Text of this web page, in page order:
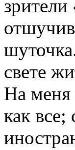
свете
На меня
как